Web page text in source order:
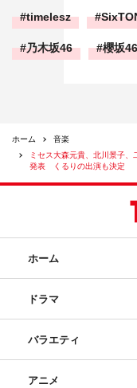
timelesz
乃木坂46 櫻坂46
ホーム
音楽
ミセス大森元貴、北川景子
発表 くるりの出演も決定
ホーム
ドラマ
バラエティ
アニメ